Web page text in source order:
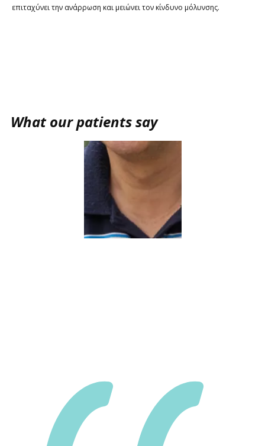
επιταχύνει την ανάρρωση και μειώνει τον κίνδυνο μόλυνσης.
​​What our patients say